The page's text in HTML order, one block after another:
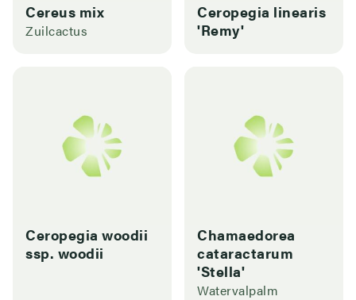
Cereus mix
Zuilcactus
Ceropegia linearis
'Remy'
Ceropegia woodii
ssp. woodii
Chamaedorea
cataractarum
'Stella'
Watervalpalm